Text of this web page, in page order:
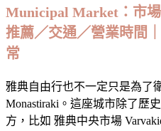
景
點
通
／
城
Municipal Market：市
推薦／交通／營業時間
常
雅典自由行也不一定只是為了
Monastiraki。這座城市除了歷
方，比如 雅典中央市場